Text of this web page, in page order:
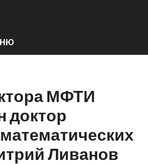
МФТИ
доктор
Ливанов